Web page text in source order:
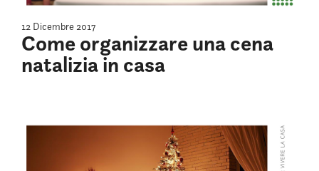
12 Dicembre 2017
Come organizzare una cena
natalizia in casa